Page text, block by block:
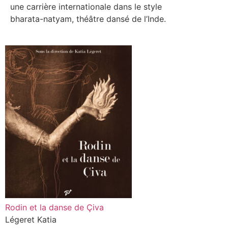
une carrière internationale dans le style
bharata-natyam, théâtre dansé de l’Inde.
Rodin et la danse de Çiva
Légeret Katia